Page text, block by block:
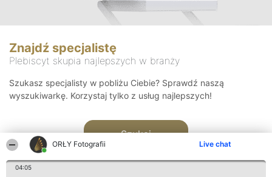
ORŁY Fotografii Live chat
04:05
Znajdź specjalistę
Plebiscyt skupia najlepszych w branży
Szukasz specjalisty w pobliżu Ciebie? Sprawdź naszą
wyszukiwarkę. Korzystaj tylko z usług najlepszych!
Szukaj